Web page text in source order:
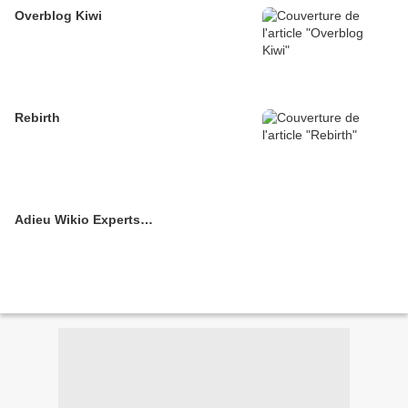
Overblog Kiwi
Rebirth
Adieu Wikio Experts…